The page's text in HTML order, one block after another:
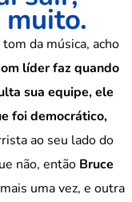
da música, acho
líder faz quando
sua equipe, ele
foi democrático,
ao seu lado do
não, então Bruce
uma vez, e outra